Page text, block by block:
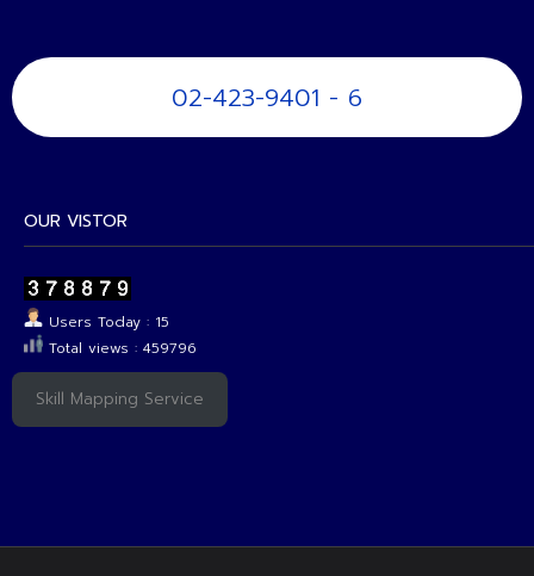
02-423-9401 - 6
OUR VISTOR
Users Today : 15
Total views : 459796
Skill Mapping Service